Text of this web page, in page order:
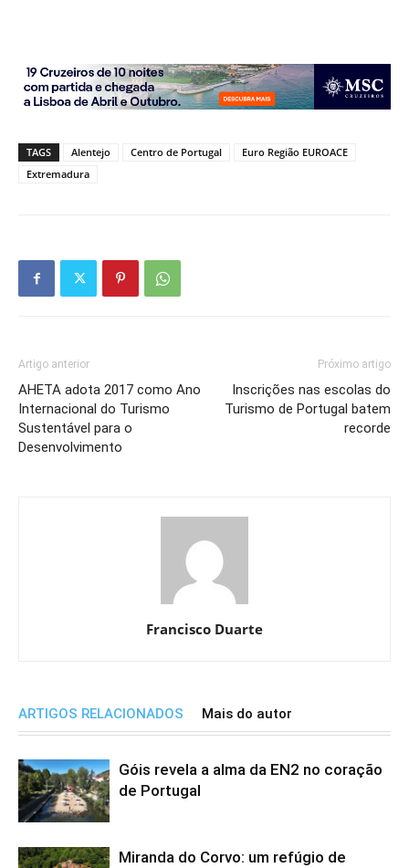
TAGS Alentejo Centro de Portugal
Euro Região EUROACE
Extremadura
Artigo anterior
AHETA adota 2017 como Ano
Internacional do Turismo
Sustentável para o
Desenvolvimento
Próximo artigo
Inscrições nas escolas do
Turismo de Portugal batem
recorde
Francisco Duarte
ARTIGOS RELACIONADOS Mais do autor
Góis revela a alma da EN2 no coração
de Portugal
Miranda do Corvo: um refúgio de